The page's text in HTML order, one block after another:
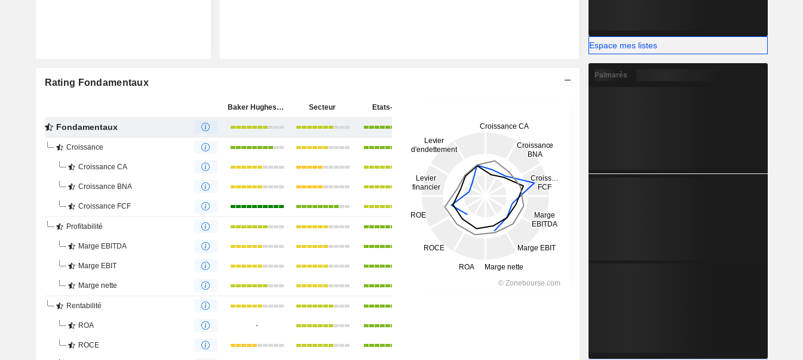
Rating Fondamentaux
Baker Hughes Company Secteur Etats-Unis
Fondamentaux
Croissance
Croissance CA
Croissance BNA
Croissance FCF
Profitabilité
Marge EBITDA
Marge EBIT
Marge nette
Rentabilité
ROA -
ROCE
Espace mes listes
Palmarès